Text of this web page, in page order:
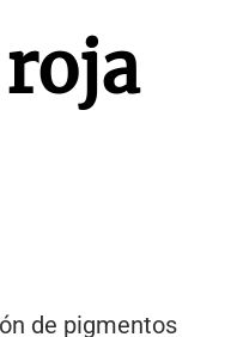
de pigmentos